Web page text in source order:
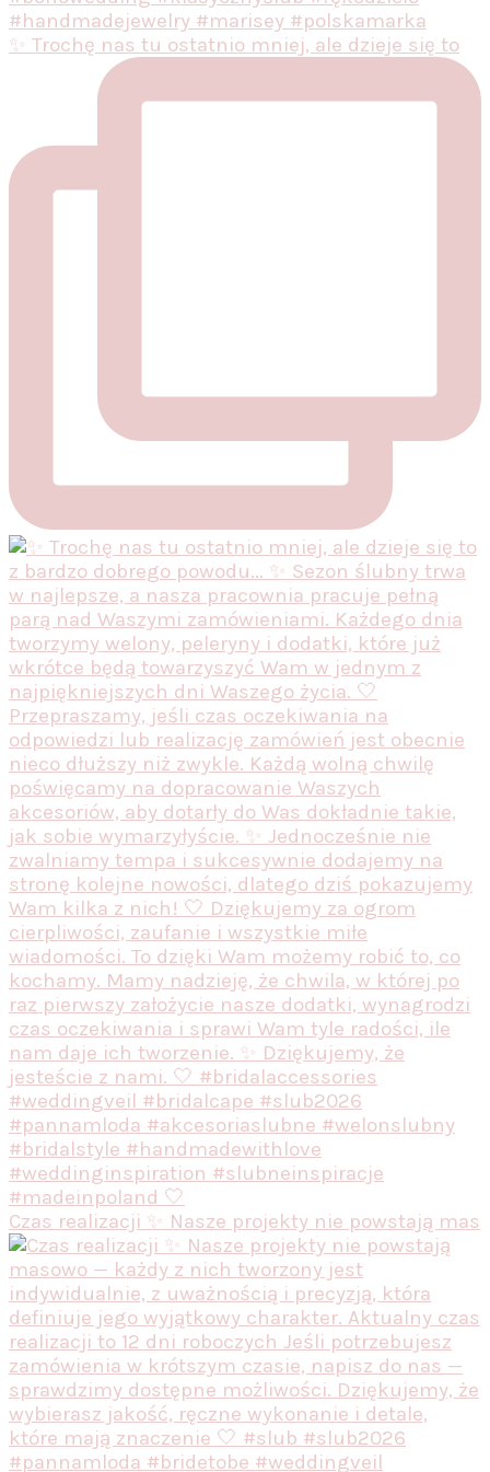
✨ Trochę nas tu ostatnio mniej, ale dzieje się to
Czas realizacji ✨ Nasze projekty nie powstają mas